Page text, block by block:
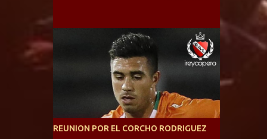
reúna tantos logros deportivos, tantos
clubes y tanta gente en este deporte”,
afirmó Facundo Moyano. “Creo que
Defensa y Justicia o Lanús, dadas estás dos
condiciones el Rey de Copas se clasifica a la
Copa Sudamericana de este 2021. En este
año, la Sudamericana sufrirá modificaciones
en su formato, que iniciará en fase de grupos
con 6 partidos, de los cuales sólo los
primeros de cada grupo jugarán los 8vos.
REUNION POR EL CORCHO RODRIGUEZ